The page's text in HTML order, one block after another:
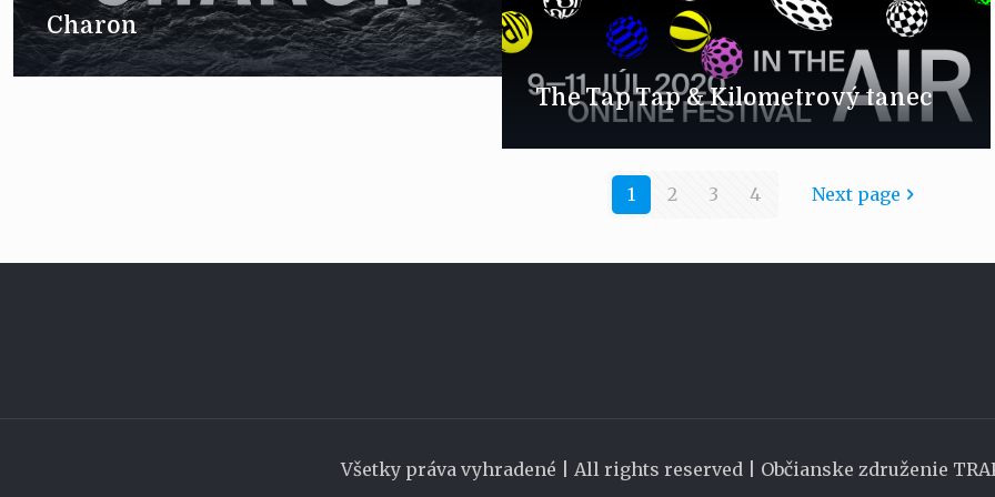
Charon
The Tap Tap & Kilometrový tanec
1 2 3 4 Next page
Všetky práva vyhradené | All rights reserved | Občianske združenie